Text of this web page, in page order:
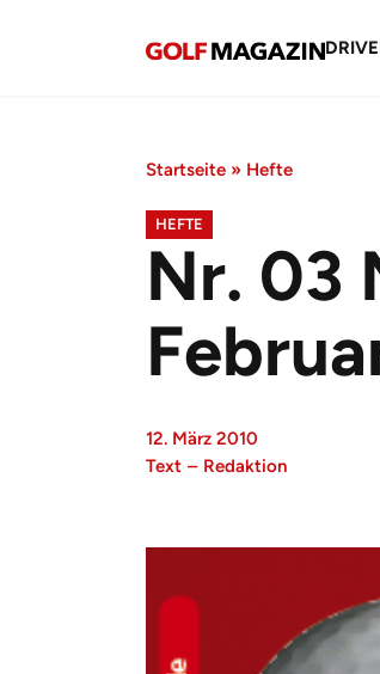
DRIVE
Startseite » Hefte
HEFTE
Nr. 03
12. März 2010
Text – Redaktion